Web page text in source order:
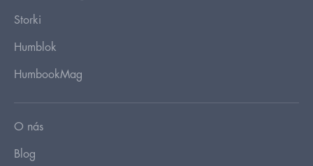
Storki
Humblok
HumbookMag
O nás
Blog